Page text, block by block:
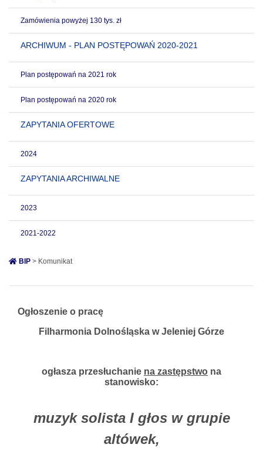
Zamówienia powyżej 130 tys. zł
ARCHIWUM - PLAN POSTĘPOWAŃ 2020-2021
Plan postępowań na 2021 rok
Plan postępowań na 2020 rok
ZAPYTANIA OFERTOWE
2024
ZAPYTANIA ARCHIWALNE
2023
2021-2022
BIP > Komunikat
Ogłoszenie o pracę
Filharmonia Dolnośląska w Jeleniej Górze
ogłasza przesłuchanie na zastępstwo na
stanowisko:
muzyk solista I głos w grupie
altówek,